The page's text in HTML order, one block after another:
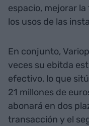
espacio, mejorar
los usos de las
En conjunto,
veces su ebitda
efectivo, lo que
21 millones de
abonará en dos
transacción y el